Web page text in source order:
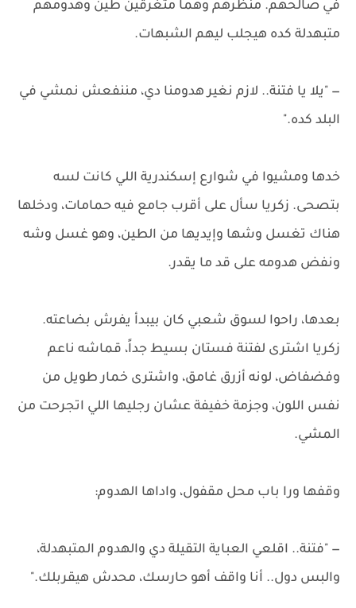
في صالحهم. منظرهم وهما متغرقين طين وهدومهم
متبهدلة كده هيجلب ليهم الشبهات.
— "يلا يا فتنة.. لازم نغير هدومنا دي، مننفعش نمشي في
البلد كده."
خدها ومشيوا في شوارع إسكندرية اللي كانت لسه
بتصحى. زكريا سأل على أقرب جامع فيه حمامات، ودخلها
هناك تغسل وشها وإيديها من الطين، وهو غسل وشه
ونفض هدومه على قد ما يقدر.
بعدها، راحوا لسوق شعبي كان بيبدأ يفرش بضاعته.
زكريا اشترى لفتنة فستان بسيط جداً، قماشه ناعم
وفضفاض، لونه أزرق غامق، واشترى خمار طويل من
نفس اللون، وجزمة خفيفة عشان رجليها اللي اتجرحت من
المشي.
وقفها ورا باب محل مقفول، واداها الهدوم:
— "فتنة.. اقلعي العباية التقيلة دي والهدوم المتبهدلة،
والبس دول.. أنا واقف أهو حارسك، محدش هيقربلك."